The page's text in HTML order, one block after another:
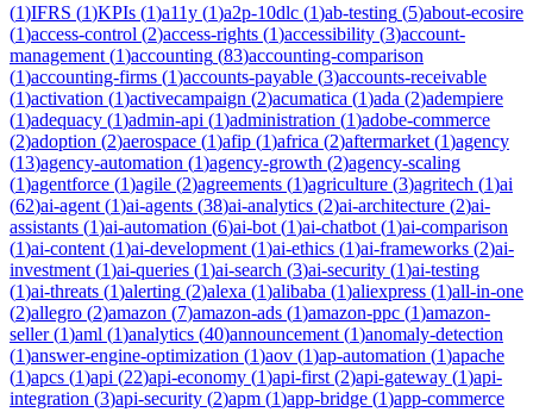
(1)IFRS (1)KPIs (1)a11y (1)a2p-10dlc (1)ab-testing (5)about-ecosire
(1)access-control (2)access-rights (1)accessibility (3)account-
management (1)accounting (83)accounting-comparison
(1)accounting-firms (1)accounts-payable (3)accounts-receivable
(1)activation (1)activecampaign (2)acumatica (1)ada (2)adempiere
(1)adequacy (1)admin-api (1)administration (1)adobe-commerce
(2)adoption (2)aerospace (1)afip (1)africa (2)aftermarket (1)agency
(13)agency-automation (1)agency-growth (2)agency-scaling
(1)agentforce (1)agile (2)agreements (1)agriculture (3)agritech (1)ai
(62)ai-agent (1)ai-agents (38)ai-analytics (2)ai-architecture (2)ai-
assistants (1)ai-automation (6)ai-bot (1)ai-chatbot (1)ai-comparison
(1)ai-content (1)ai-development (1)ai-ethics (1)ai-frameworks (2)ai-
investment (1)ai-queries (1)ai-search (3)ai-security (1)ai-testing
(1)ai-threats (1)alerting (2)alexa (1)alibaba (1)aliexpress (1)all-in-one
(2)allegro (2)amazon (7)amazon-ads (1)amazon-ppc (1)amazon-
seller(1)aml (1)analytics (40)announcement (1)anomaly-detection
(1)answer-engine-optimization (1)aov (1)ap-automation (1)apache
(1)apcs (1)api (22)api-economy (1)api-first (2)api-gateway (1)api-
integration (3)api-security (2)apm (1)app-bridge (1)app-commerce